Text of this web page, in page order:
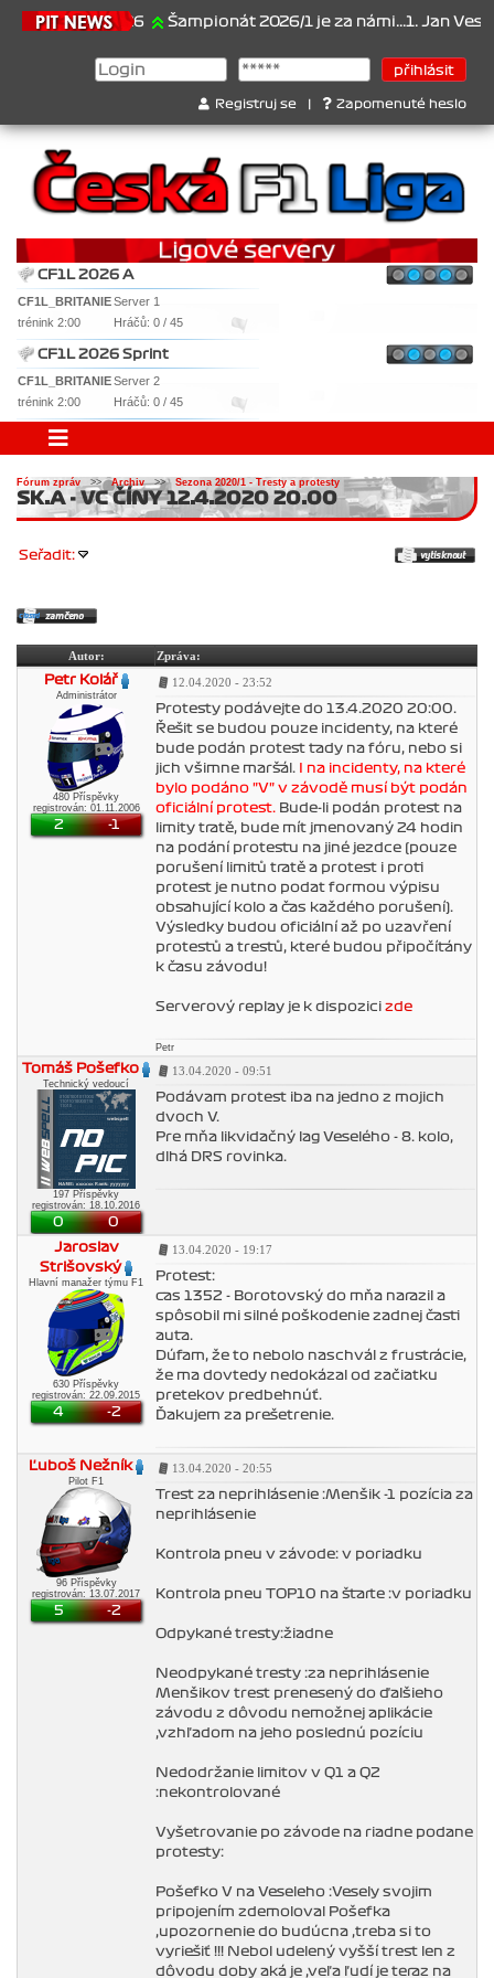
21.6.2026 Šampionát 2026/1 je za námi...1. Jan Veselý ,
Registruj se Zapomenuté heslo
CF1L 2026 A
CF1L_BRITANIEServer 1
trénink 2:00
Hráčů: 0 / 45
CF1L 2026 Sprint
CF1L_BRITANIEServer 2
trénink 2:00
Hráčů: 0 / 45
Fórum zpráv >>Archiv>> Sezona 2020/1 - Tresty a protesty
SK.A - VC ČÍNY 12.4.2020 20:00
Seřadit:
Autor:
Zpráva:
Petr Kolář
Administrátor
480 Příspěvky
registrován: 01.11.2006
2 -1
12.04.2020 - 23:52
Protesty podávejte do 13.4.2020 20:00.
Řešit se budou pouze incidenty, na které
bude podán protest tady na fóru, nebo si
jich všimne maršál.
I na incidenty, na které
bylo podáno "V" v závodě musí být podán
oficiální protest. Bude-li podán protest na
limity tratě, bude mít jmenovaný 24 hodin
na podání protestu na jiné jezdce (pouze
porušení limitů tratě a protest i proti
protest je nutno podat formou výpisu
obsahující kolo a čas každého porušení).
Výsledky budou oficiální až po uzavření
protestů a trestů, které budou připočítány
k času závodu!
Serverový replay je k dispozici zde
Petr
Tomáš Pošefko
Technický vedoucí
197 Příspěvky
registrován: 18.10.2016
0 0
13.04.2020 - 09:51
Podávam protest iba na jedno z mojich
dvoch V.
Pre mňa likvidačný lag Veselého - 8. kolo,
dlhá DRS rovinka.
Jaroslav
Strišovský
Hlavní manažer týmu F1
630 Příspěvky
registrován: 22.09.2015
4 -2
13.04.2020 - 19:17
Protest:
cas 1352 - Borotovský do mňa narazil a
spôsobil mi silné poškodenie zadnej časti
auta.
Dúfam, že to nebolo naschvál z frustrácie,
že ma dovtedy nedokázal od začiatku
pretekov predbehnúť.
Ďakujem za prešetrenie.
Ľuboš Nežník
Pilot F1
96 Příspěvky
registrován: 13.07.2017
5 -2
13.04.2020 - 20:55
Trest za neprihlásenie :Menšik -1 pozícia za
neprihlásenie
Kontrola pneu v závode: v poriadku
Kontrola pneu TOP10 na štarte :v poriadku
Odpykané tresty:žiadne
Neodpykané tresty :za neprihlásenie
Menšikov trest prenesený do ďalšieho
závodu z dôvodu nemožnej aplikácie
,vzhľadom na jeho poslednú pozíciu
Nedodržanie limitov v Q1 a Q2
:nekontrolované
Vyšetrovanie po závode na riadne podane
protesty:
Pošefko V na Veseleho :Vesely svojim
pripojením zdemoloval Pošefka
,upozornenie do budúcna ,treba si to
vyriešiť !!! Nebol udelený vyšší trest len z
dôvodu doby aká je ,veľa ľudí je teraz na